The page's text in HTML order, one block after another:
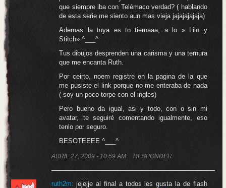
que siempre iba con Telémaco verdad? ( hablando
de esta serie me siento aun mas vieja jajajajajaja)
Ademas la tuya es to tiernaaa, a lo » Lilo y
Stitch» ^___^
Tus dibujos desprenden una carisma y una ternura
que me encanta Ruth.
Por ceirto, noem registre en la pagina de la que
me pusiste el link porque no me enteraba de nada
( soy un poco torpe con el ingles)
Pero bueno da igual, asi y todo, con o sin mi
avatar, te seguiré comentando igualmente, eso
tenlo por seguro.
BESOTEEEE ^___^
ABRIL 27, 2009 - 10:59 AM RESPONDER
ruth2m: jejejje al final a todos les gusta la de flash